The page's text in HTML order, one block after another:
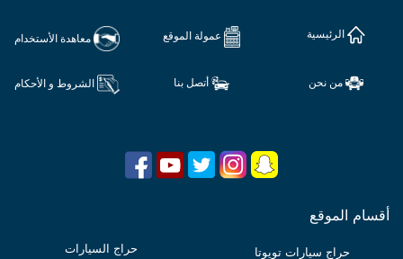
معاهدة الأستخدام الرئيسية
أتصل بنا من نحن
أقسام الموقع
حراج السيارات حراج سيارات تويوتا